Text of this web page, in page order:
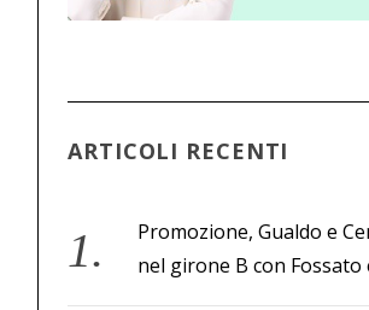
ARTICOLI RECENTI
Promozione, Gualdo e
nel girone B con Fossato